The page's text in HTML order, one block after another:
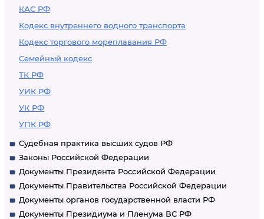
КАС РФ
Кодекс внутреннего водного транспорта
Кодекс торгового мореплавания РФ
Семейный кодекс
ТК РФ
УИК РФ
УК РФ
УПК РФ
Судебная практика высших судов РФ
Законы Российской Федерации
Документы Президента Российской Федерации
Документы Правительства Российской Федерации
Документы органов государственной власти РФ
Документы Президиума и Пленума ВС РФ